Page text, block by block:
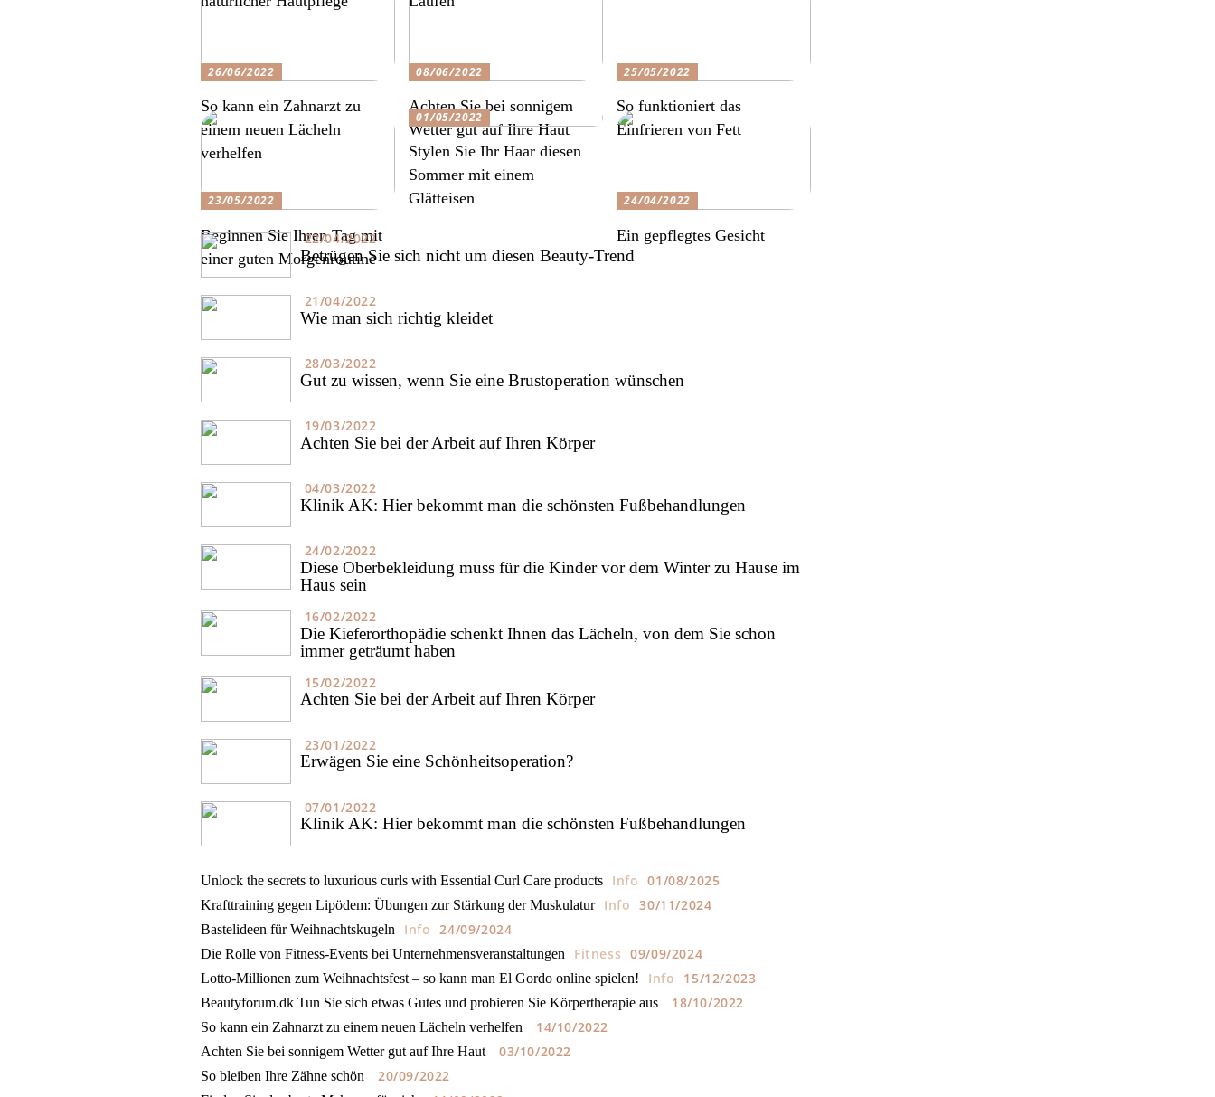
26/06/2022
So kann ein Zahnarzt zu
einem neuen Lächeln
verhelfen
08/06/2022
Achten Sie bei sonnigem
Wetter gut auf Ihre Haut
25/05/2022
So funktioniert das
Einfrieren von Fett
23/05/2022
Beginnen Sie Ihren Tag mit
einer guten Morgenroutine
01/05/2022
Stylen Sie Ihr Haar diesen
Sommer mit einem
Glätteisen
24/04/2022
Ein gepflegtes Gesicht
22/04/2022
Betrügen Sie sich nicht um diesen Beauty-Trend
21/04/2022
Wie man sich richtig kleidet
28/03/2022
Gut zu wissen, wenn Sie eine Brustoperation wünschen
19/03/2022
Achten Sie bei der Arbeit auf Ihren Körper
04/03/2022
Klinik AK: Hier bekommt man die schönsten Fußbehandlungen
24/02/2022
Diese Oberbekleidung muss für die Kinder vor dem Winter zu Hause im
Haus sein
16/02/2022
Die Kieferorthopädie schenkt Ihnen das Lächeln, von dem Sie schon
immer geträumt haben
15/02/2022
Achten Sie bei der Arbeit auf Ihren Körper
23/01/2022
Erwägen Sie eine Schönheitsoperation?
07/01/2022
Klinik AK: Hier bekommt man die schönsten Fußbehandlungen
Unlock the secrets to luxurious curls with Essential Curl Care products Info 01/08/2025
Krafttraining gegen Lipödem: Übungen zur Stärkung der Muskulatur Info 30/11/2024
Bastelideen für Weihnachtskugeln Info 24/09/2024
Die Rolle von Fitness-Events bei Unternehmensveranstaltungen Fitness 09/09/2024
Lotto-Millionen zum Weihnachtsfest – so kann man El Gordo online spielen! Info 15/12/2023
Beautyforum.dk Tun Sie sich etwas Gutes und probieren Sie Körpertherapie aus 18/10/2022
So kann ein Zahnarzt zu einem neuen Lächeln verhelfen 14/10/2022
Achten Sie bei sonnigem Wetter gut auf Ihre Haut 03/10/2022
So bleiben Ihre Zähne schön 20/09/2022